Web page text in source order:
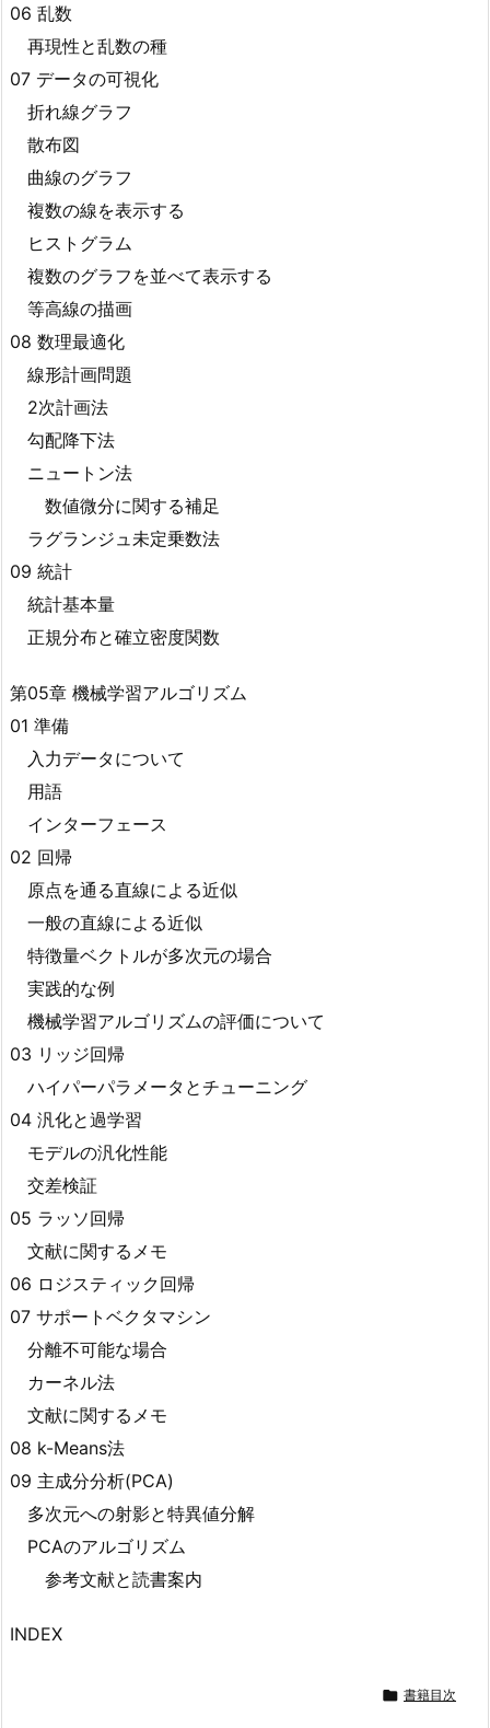
06 乱数
再現性と乱数の種
07 データの可視化
折れ線グラフ
散布図
曲線のグラフ
複数の線を表示する
ヒストグラム
複数のグラフを並べて表示する
等高線の描画
08 数理最適化
線形計画問題
2次計画法
勾配降下法
ニュートン法
数値微分に関する補足
ラグランジュ未定乗数法
09 統計
統計基本量
正規分布と確立密度関数
第05章 機械学習アルゴリズム
01 準備
入力データについて
用語
インターフェース
02 回帰
原点を通る直線による近似
一般の直線による近似
特徴量ベクトルが多次元の場合
実践的な例
機械学習アルゴリズムの評価について
03 リッジ回帰
ハイパーパラメータとチューニング
04 汎化と過学習
モデルの汎化性能
交差検証
05 ラッソ回帰
文献に関するメモ
06 ロジスティック回帰
07 サポートベクタマシン
分離不可能な場合
カーネル法
文献に関するメモ
08 k-Means法
09 主成分分析(PCA)
多次元への射影と特異値分解
PCAのアルゴリズム
参考文献と読書案内
INDEX
 書籍目次